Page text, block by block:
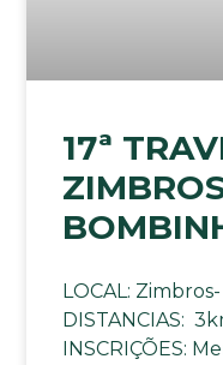
17ª
LOCAL:
DISTANCIAS:
INSCRIÇÕES: